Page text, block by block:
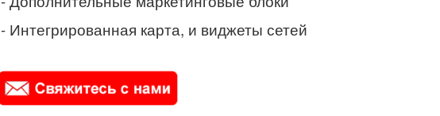
- Интегрированная карта, и виджеты сетей